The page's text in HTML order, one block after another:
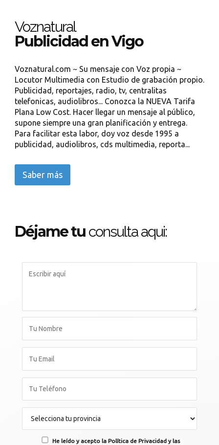
Voznatural
Publicidad en Vigo
Voznatural.com ~ Su mensaje con Voz propia ~
Locutor Multimedia con Estudio de grabación propio.
Publicidad, reportajes, radio, tv, centralitas
telefonicas, audiolibros... Conozca la NUEVA Tarifa
Plana Low Cost. Hacer llegar un mensaje al público,
supone siempre una gran planificación y entrega.
Para facilitar esta labor, doy voz desde 1995 a
publicidad, audiolibros, cds multimedia, reporta...
Saber más
Déjame tu consulta aqui:
He leído y acepto la Política de Privacidad y las